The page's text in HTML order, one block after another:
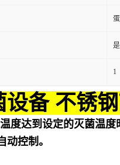
是
1
设备 不锈
度达到设定的灭菌温
动控制。